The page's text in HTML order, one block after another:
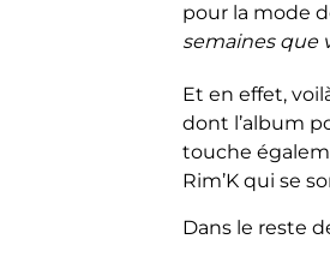
pour la mode
semaines que
Et en effet,
dont l’album
touche
Rim’K qui se
Dans le reste